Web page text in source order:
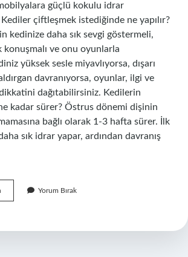
güçlü kokulu idrar
çiftleşmek istediğinde ne yapılır?
kedinize daha sık sevgi göstermeli,
konuşmalı ve onu oyunlarla
yüksek sesle miyavlıyorsa, dışarı
davranıyorsa, oyunlar, ilgi ve
dağıtabilirsiniz. Kedilerin
kadar sürer? Östrus dönemi dişinin
bağlı olarak 1-3 hafta sürer. İlk
sık idrar yapar, ardından davranış
Çiftleşme
Anlaşılır
Yorum Bırak